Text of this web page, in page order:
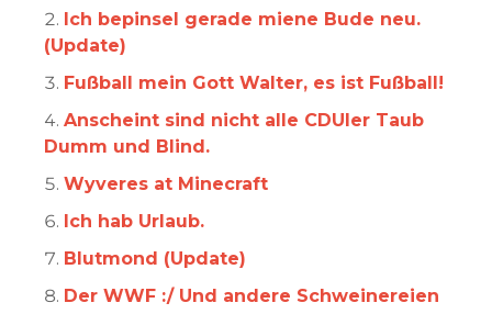
Ich bepinsel gerade miene Bude neu.
(Update)
Fußball mein Gott Walter, es ist Fußball!
Anscheint sind nicht alle CDUler Taub
Dumm und Blind.
Wyveres at Minecraft
Ich hab Urlaub.
Blutmond (Update)
Der WWF :/ Und andere Schweinereien